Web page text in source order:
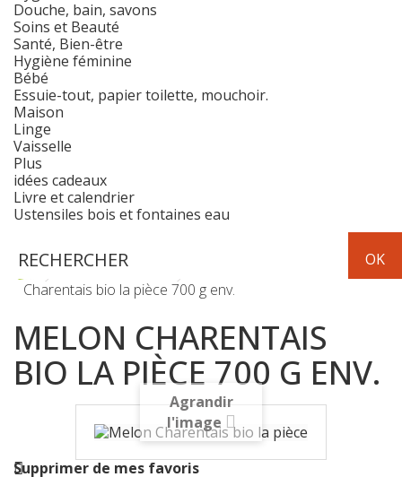
Douche, bain, savons
Soins et Beauté
Santé, Bien-être
Hygiène féminine
Bébé
Essuie-tout, papier toilette, mouchoir.
Maison
Linge
Vaisselle
Plus
idées cadeaux
Livre et calendrier
Ustensiles bois et fontaines eau
Fruits & Légumes
Charentais bio la pièce 700 g env.
MELON CHARENTAIS
BIO LA PIÈCE 700 G ENV.
Agrandir
l'image
Supprimer de mes favoris